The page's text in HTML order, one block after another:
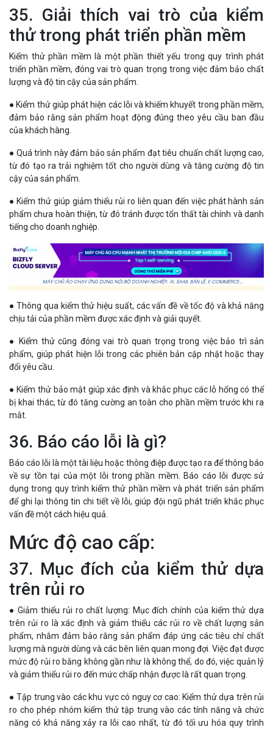
35. Giải thích vai trò của kiểm
thử trong phát triển phần mềm
Kiểm thử phần mềm là một phần thiết yếu trong quy trình phát
triển phần mềm, đóng vai trò quan trọng trong việc đảm bảo chất
lượng và độ tin cậy của sản phẩm.
● Kiểm thử giúp phát hiện các lỗi và khiếm khuyết trong phần mềm,
đảm bảo rằng sản phẩm hoạt động đúng theo yêu cầu ban đầu
của khách hàng.
● Quá trình này đảm bảo sản phẩm đạt tiêu chuẩn chất lượng cao,
từ đó tạo ra trải nghiệm tốt cho người dùng và tăng cường độ tin
cậy của sản phẩm.
● Kiểm thử giúp giảm thiểu rủi ro liên quan đến việc phát hành sản
phẩm chưa hoàn thiện, từ đó tránh được tổn thất tài chính và danh
tiếng cho doanh nghiệp.
● Thông qua kiểm thử hiệu suất, các vấn đề về tốc độ và khả năng
chịu tải của phần mềm được xác định và giải quyết.
● Kiểm thử cũng đóng vai trò quan trọng trong việc bảo trì sản
phẩm, giúp phát hiện lỗi trong các phiên bản cập nhật hoặc thay
đổi yêu cầu.
● Kiểm thử bảo mật giúp xác định và khắc phục các lỗ hổng có thể
bị khai thác, từ đó tăng cường an toàn cho phần mềm trước khi ra
mắt.
36. Báo cáo lỗi là gì?
Báo cáo lỗi là một tài liệu hoặc thông điệp được tạo ra để thông báo
về sự tồn tại của một lỗi trong phần mềm. Báo cáo lỗi được sử
dụng trong quy trình kiểm thử phần mềm và phát triển sản phẩm
để ghi lại thông tin chi tiết về lỗi, giúp đội ngũ phát triển khắc phục
vấn đề một cách hiệu quả.
Mức độ cao cấp:
37. Mục đích của kiểm thử dựa
trên rủi ro
● Giảm thiểu rủi ro chất lượng: Mục đích chính của kiểm thử dựa
trên rủi ro là xác định và giảm thiểu các rủi ro về chất lượng sản
phẩm, nhằm đảm bảo rằng sản phẩm đáp ứng các tiêu chí chất
lượng mà người dùng và các bên liên quan mong đợi. Việc đạt được
mức độ rủi ro bằng không gần như là không thể, do đó, việc quản lý
và giảm thiểu rủi ro đến mức chấp nhận được là rất quan trọng.
● Tập trung vào các khu vực có nguy cơ cao: Kiểm thử dựa trên rủi
ro cho phép nhóm kiểm thử tập trung vào các tính năng và chức
năng có khả năng xảy ra lỗi cao nhất, từ đó tối ưu hóa quy trình